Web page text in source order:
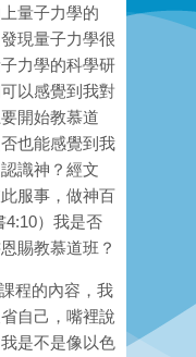
量子力學的
現量子力學很
力學的科學研
以感覺到我對
開始教慕道
也能感覺到我
識神？經文
服事，做神百
4:10）我是否
賜教慕道班？
程的內容，我
自己，嘴裡說
是不是像以色